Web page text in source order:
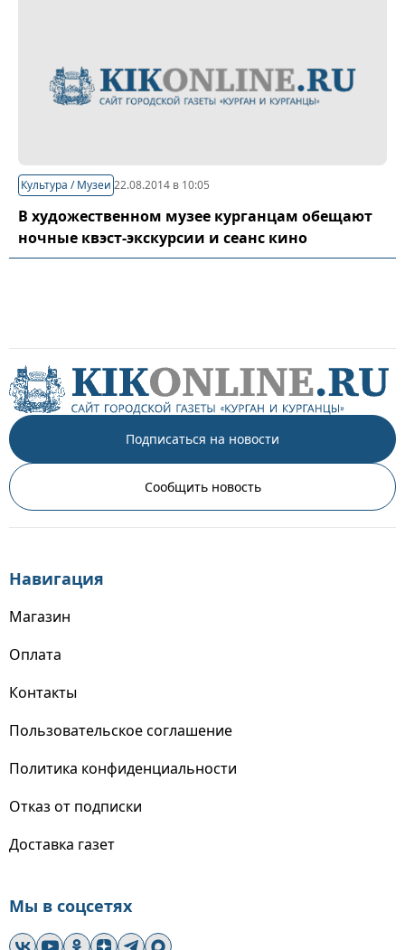
Культура / Музеи 22.08.2014 в 10:05
В художественном музее курганцам обещают
ночные квэст-экскурсии и сеанс кино
Подписаться на новости
Сообщить новость
Навигация
Магазин
Оплата
Контакты
Пользовательское соглашение
Политика конфиденциальности
Отказ от подписки
Доставка газет
Мы в соцсетях